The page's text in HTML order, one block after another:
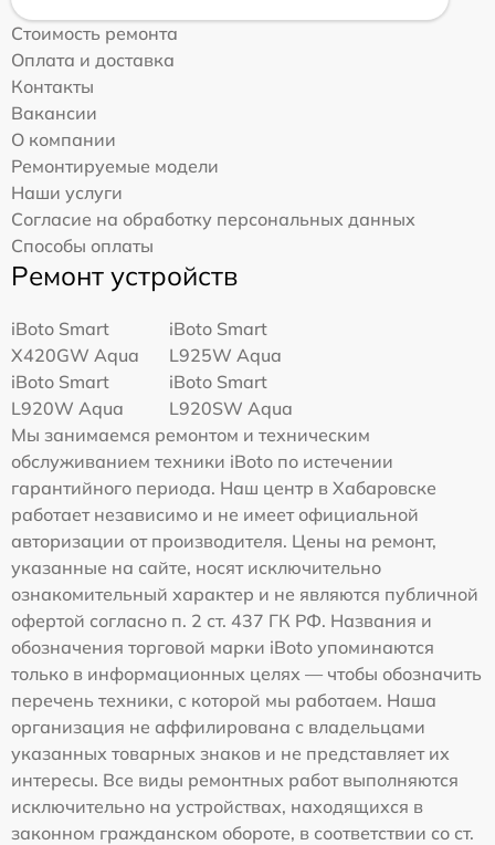
Стоимость ремонта
Оплата и доставка
Контакты
Вакансии
О компании
Ремонтируемые модели
Наши услуги
Согласие на обработку персональных данных
Способы оплаты
Ремонт устройств
iBoto Smart
Х420GW Aqua
iBoto Smart
L925W Aqua
iBoto Smart
L920W Aqua
iBoto Smart
L920SW Aqua
Мы занимаемся ремонтом и техническим
обслуживанием техники iBoto по истечении
гарантийного периода. Наш центр в Хабаровске
работает независимо и не имеет официальной
авторизации от производителя. Цены на ремонт,
указанные на сайте, носят исключительно
ознакомительный характер и не являются публичной
офертой согласно п. 2 ст. 437 ГК РФ. Названия и
обозначения торговой марки iBoto упоминаются
только в информационных целях — чтобы обозначить
перечень техники, с которой мы работаем. Наша
организация не аффилирована с владельцами
указанных товарных знаков и не представляет их
интересы. Все виды ремонтных работ выполняются
исключительно на устройствах, находящихся в
законном гражданском обороте, в соответствии со ст.